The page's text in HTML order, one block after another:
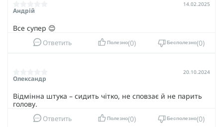
Андрій
14.02.2025
Все супер 😊
Ответить Полезно 0 Бесполезно 0
Олександр
20.10.2024
Відмінна штука – сидить чітко, не сповзає й не парить
голову.
Ответить Полезно 0 Бесполезно 0